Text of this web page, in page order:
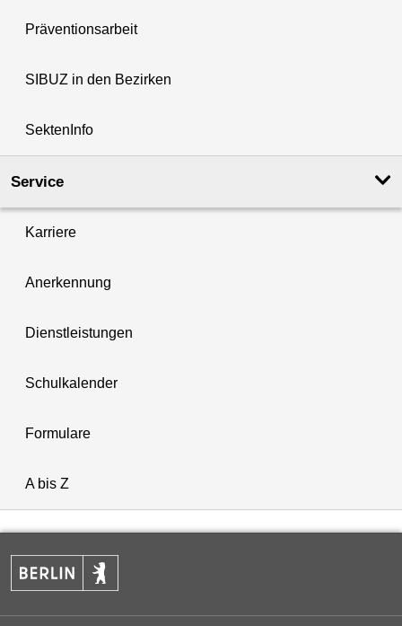
Präventionsarbeit
SIBUZ in den Bezirken
SektenInfo
Service
Karriere
Anerkennung
Dienstleistungen
Schulkalender
Formulare
A bis Z